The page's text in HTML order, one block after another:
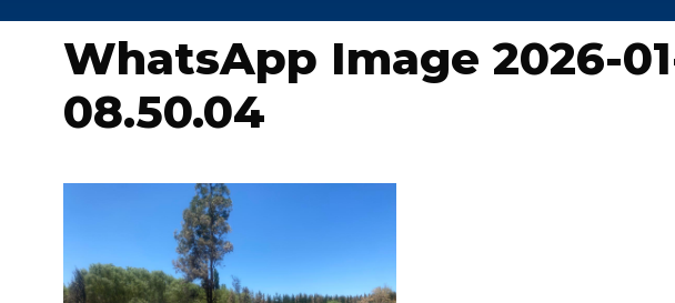
WhatsApp Image 2026-
08.50.04